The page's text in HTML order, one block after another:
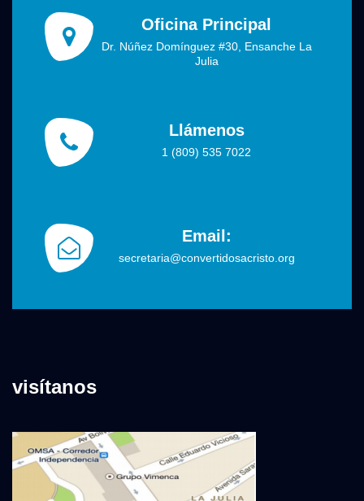
Oficina Principal
Dr. Núñez Domínguez #30, Ensanche La
Julia
Llámenos
1 (809) 535 7022
Email:
secretaria@convertidosacristo.org
visítanos